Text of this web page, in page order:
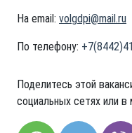
На email: volgdpi@mail.ru
По телефону:
Поделитесь этой
социальных сетях или в